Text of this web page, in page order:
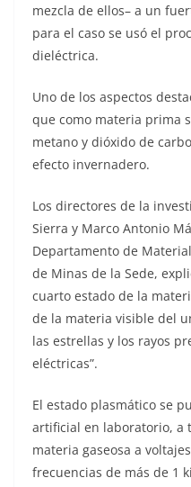
mezcla de ellos– a un
para el caso se usó el
dieléctrica.
Uno de los aspectos
que como materia prima
metano y dióxido de
efecto invernadero.
Los directores de la
Sierra y Marco Antonio
Departamento de
de Minas de la Sede,
cuarto estado de la
de la materia visible del
las estrellas y los rayos
eléctricas”.
El estado plasmático se
artificial en laboratorio, a
materia gaseosa a
frecuencias de más de 1